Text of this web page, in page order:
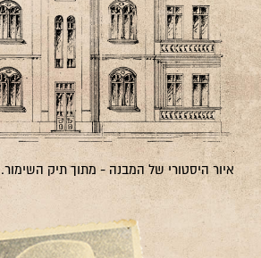
איור היסטורי של המבנה - מתוך תיק השימור.